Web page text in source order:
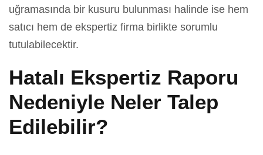
uğramasında bir kusuru bulunması halinde ise hem
satıcı hem de ekspertiz firma birlikte sorumlu
tutulabilecektir.
Hatalı Ekspertiz Raporu
Nedeniyle Neler Talep
Edilebilir?